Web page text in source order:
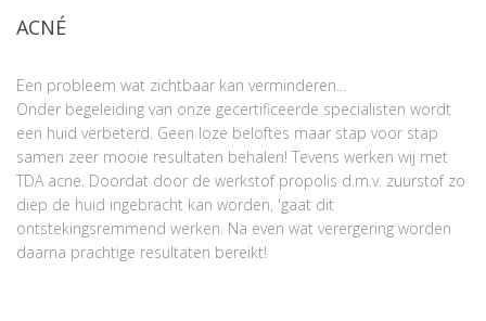
ACNÉ
Een probleem wat zichtbaar kan verminderen...
Onder begeleiding van onze gecertificeerde specialisten wordt
een huid verbeterd. Geen loze beloftes maar stap voor stap
samen zeer mooie resultaten behalen! Tevens werken wij met
TDA acne. Doordat door de werkstof propolis d.m.v. zuurstof zo
diep de huid ingebracht kan worden, 'gaat dit
ontstekingsremmend werken. Na even wat verergering worden
daarna prachtige resultaten bereikt!